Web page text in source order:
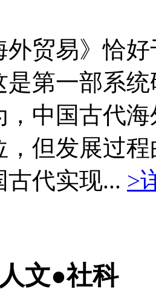
外贸易》恰
是第一部系
，中国古代
，但发展过
古代实现... >
人文●社科